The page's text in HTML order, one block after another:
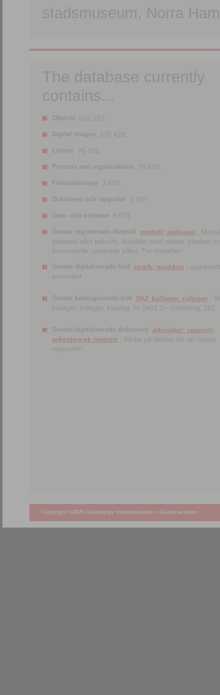
stadsmuseum, Norra
The database currently
contains...
Objects 516 253.
Digital images 275 428.
Library 76 491.
Persons and organisations 79 528.
Föreställningar 3 693.
Dokument och rapporter 2 387.
Gatu- och ortnamn 8 031.
Senast registrerade föremål modell; palissad
;
palissad eller pålverk, förstärkt med stenar, plankor
horisontella, spetsade pålar. Tre modeller.
Senast digitaliserade bild spark; meddon ;
enmedad
Senast katalogiserade bok SKF kullager, rullager ;
kullager, rullager, katalog. nr 2401 S.- Göteborg, 162
Senast digitaliserade dokument arkivalier; rapport;
arkeologisk rapport ; Klicka på länken för att öppna
rapporten
Copyright ©2026 Göteborgs stadsmuseum • <Guest access>